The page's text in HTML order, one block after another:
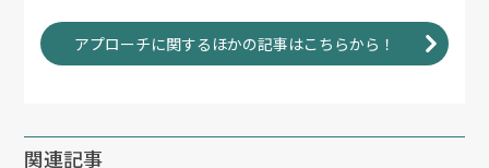
アプローチに関するほかの記事はこちらから！
関連記事